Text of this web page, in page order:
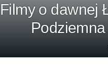
Filmy o dawnej